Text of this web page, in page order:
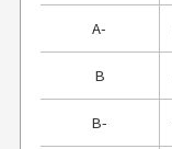
A-
B
B-